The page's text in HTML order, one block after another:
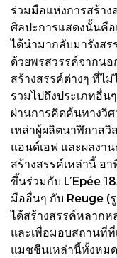
ร่วมมือแห่งการสร้า
ศิลปะการแสดงนั้นคื
ได้นำมากลับมารังสร
ด้วยพรสวรรค์จากน
สร้างสรรค์ต่างๆ ที่ไ
รวมไปถึงประเภทอื่
ผ่านการคิดค้นทางวิ
เหล่าผู้ผลิตนาฬิกาส
แอนด์เอฟ และผลงา
สร้างสรรค์เหล่านี้ อ
ขึ้นร่วมกับ L’Epée
มืออื่นๆ กับ Reuge (
ได้สร้างสรรค์หลาก
และเพื่อมอบสถานที่
แมชชีนเหล่านี้ทั้งหม